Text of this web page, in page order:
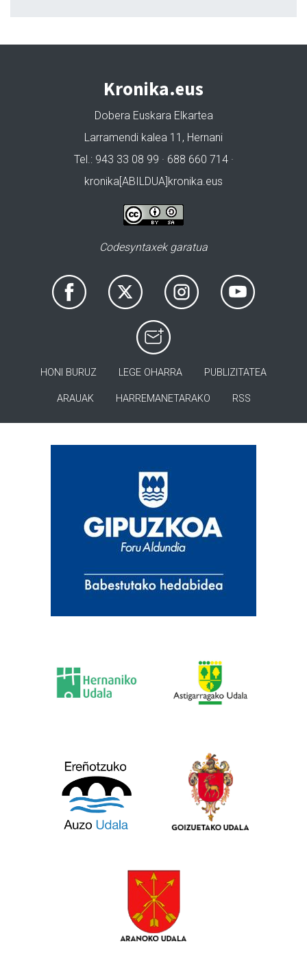
Kronika.eus
Dobera Euskara Elkartea
Larramendi kalea 11, Hernani
Tel.: 943 33 08 99 · 688 660 714 ·
kronika[ABILDUA]kronika.eus
Codesyntaxek garatua
HONI BURUZ LEGE OHARRA PUBLIZITATEA
ARAUAK HARREMANETARAKO RSS